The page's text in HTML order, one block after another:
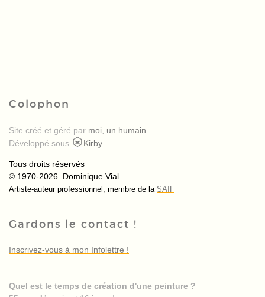
Colophon
Site créé et géré par moi, un humain
Développé sous
Kirby.
Tous droits réservés
© 1970-2026 Dominique Vial
Artiste-auteur professionnel, membre de la SAIF
Gardons le contact !
Inscrivez-vous à mon Infolettre !
Quel est le temps de création d'une peinture ?